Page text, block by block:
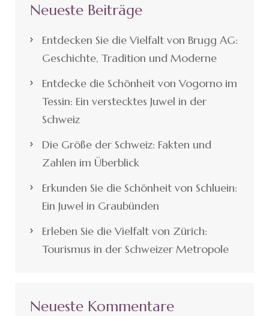
Neueste Beiträge
Entdecken Sie die Vielfalt von Brugg AG:
Geschichte, Tradition und Moderne
Entdecke die Schönheit von Vogorno im
Tessin: Ein verstecktes Juwel in der
Schweiz
Die Größe der Schweiz: Fakten und
Zahlen im Überblick
Erkunden Sie die Schönheit von Schluein:
Ein Juwel in Graubünden
Erleben Sie die Vielfalt von Zürich:
Tourismus in der Schweizer Metropole
Neueste Kommentare